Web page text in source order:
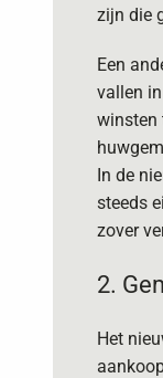
zijn die
Een
vallen
winsten
In de
steeds
zover
2.
Het